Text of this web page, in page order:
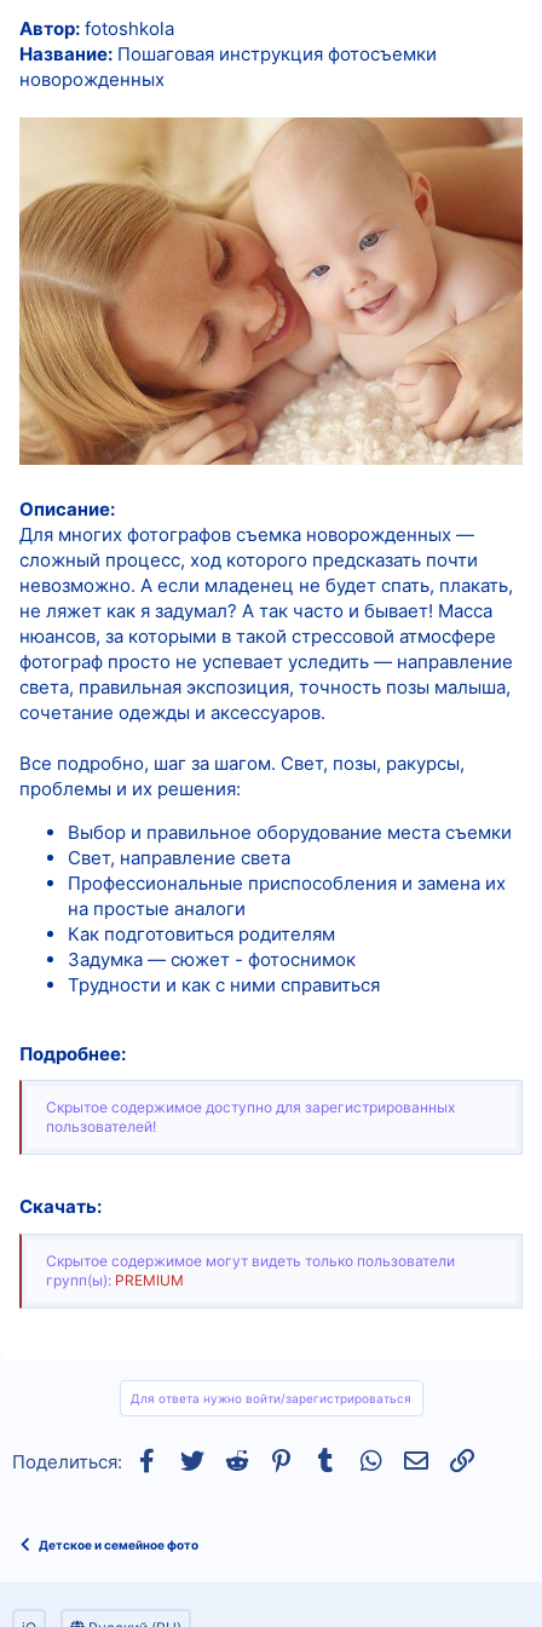
Автор: fotoshkola
Название: Пошаговая инструкция фотосъемки
новорожденных
Описание:
Для многих фотографов съемка новорожденных —
сложный процесс, ход которого предсказать почти
невозможно. А если младенец не будет спать, плакать,
не ляжет как я задумал? А так часто и бывает! Масса
нюансов, за которыми в такой стрессовой атмосфере
фотограф просто не успевает уследить — направление
света, правильная экспозиция, точность позы малыша,
сочетание одежды и аксессуаров.
Все подробно, шаг за шагом. Свет, позы, ракурсы,
проблемы и их решения:
Выбор и правильное оборудование места съемки
Свет, направление света
Профессиональные приспособления и замена их
на простые аналоги
Как подготовиться родителям
Задумка — сюжет - фотоснимок
Трудности и как с ними справиться
Подробнее:
Скрытое содержимое доступно для зарегистрированных
пользователей!
Скачать:
Скрытое содержимое могут видеть только пользователи
групп(ы): PREMIUM
Для ответа нужно войти/зарегистрироваться
Поделиться: Facebook
TwitterReddit Pinterest
Tumblr WhatsAppСсылка
Детское и семейное фото